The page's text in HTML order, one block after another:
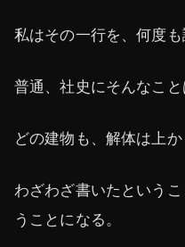
私はその一行を、何度も
普通、社史にそんなこと
どの建物も、解体は上
わざわざ書いたという
うことになる。